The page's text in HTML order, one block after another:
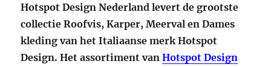
Hotspot Design Nederland levert de grootste
collectie Roofvis, Karper, Meerval en Dames
kleding van het Italiaanse merk Hotspot
Design. Het assortiment vanHotspot Design